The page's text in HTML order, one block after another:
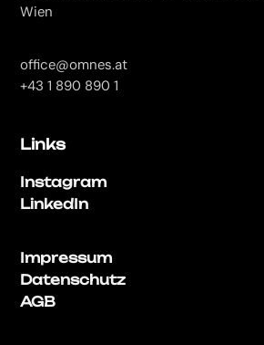
Wien
office@omnes.at
+43 1 890 890 1
Links
Instagram
LinkedIn
Impressum
Datenschutz
AGB